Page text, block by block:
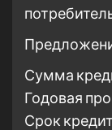
Сумма
Годовая
Срок